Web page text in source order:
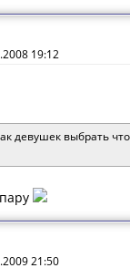
19:12
девушек выбрать
21:50